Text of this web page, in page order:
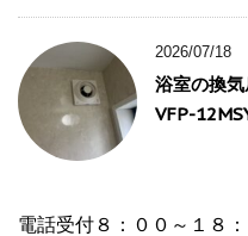
2026/07/18
浴室の換
VFP-
電話受付８：００～１８